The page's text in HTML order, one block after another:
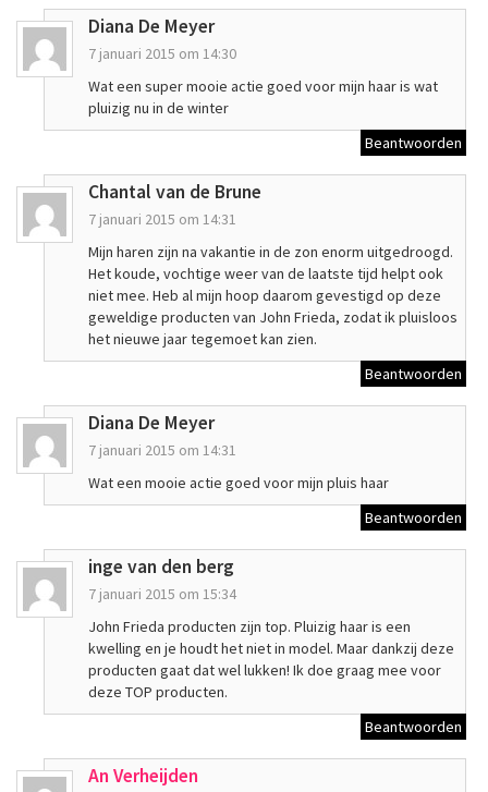
Diana De Meyer
7 januari 2015 om 14:30
Wat een super mooie actie goed voor mijn haar is wat
pluizig nu in de winter
Beantwoorden
Chantal van de Brune
7 januari 2015 om 14:31
Mijn haren zijn na vakantie in de zon enorm uitgedroogd.
Het koude, vochtige weer van de laatste tijd helpt ook
niet mee. Heb al mijn hoop daarom gevestigd op deze
geweldige producten van John Frieda, zodat ik pluisloos
het nieuwe jaar tegemoet kan zien.
Beantwoorden
Diana De Meyer
7 januari 2015 om 14:31
Wat een mooie actie goed voor mijn pluis haar
Beantwoorden
inge van den berg
7 januari 2015 om 15:34
John Frieda producten zijn top. Pluizig haar is een
kwelling en je houdt het niet in model. Maar dankzij deze
producten gaat dat wel lukken! Ik doe graag mee voor
deze TOP producten.
Beantwoorden
An Verheijden